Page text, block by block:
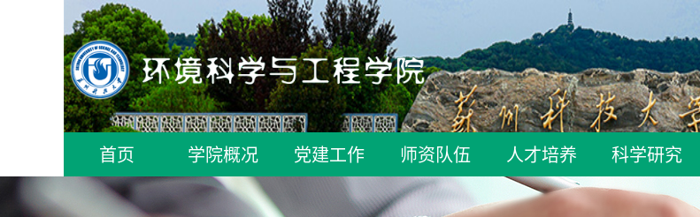
首页 学院概况 党建工作 师资队伍 人才培养 科学研究